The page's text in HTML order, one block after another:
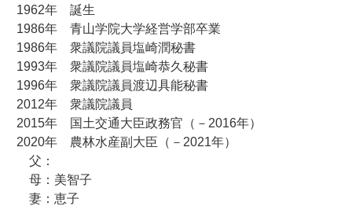
1962年 誕生
1986年 青山学院大学経営学部卒業
1986年 衆議院議員塩崎潤秘書
1993年 衆議院議員塩崎恭久秘書
1996年 衆議院議員渡辺具能秘書
2012年 衆議院議員
2015年 国土交通大臣政務官（－2016年）
2020年 農林水産副大臣（－2021年）
父：
母：美智子
妻：恵子